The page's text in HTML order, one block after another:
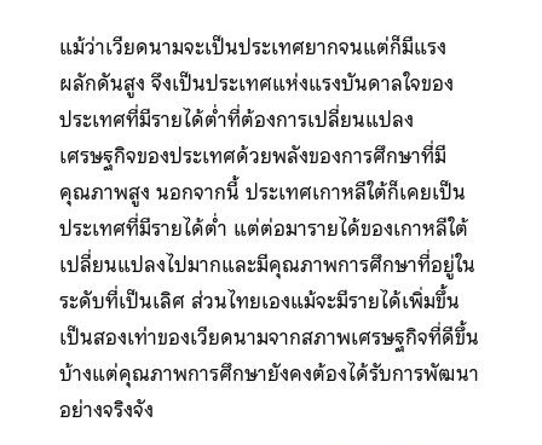
แม้ว่าเวียดนามจะเป็นประเทศยากจนแต่ก็มีแรง
ผลักดันสูง จึงเป็นประเทศแห่งแรงบันดาลใจของ
ประเทศที่มีรายได้ต่ำที่ต้องการเปลี่ยนแปลง
เศรษฐกิจของประเทศด้วยพลังของการศึกษาที่มี
คุณภาพสูง นอกจากนี้ ประเทศเกาหลีใต้ก็เคยเป็น
ประเทศที่มีรายได้ต่ำ แต่ต่อมารายได้ของเกาหลีใต้
เปลี่ยนแปลงไปมากและมีคุณภาพการศึกษาที่อยู่ใน
ระดับที่เป็นเลิศ ส่วนไทยเองแม้จะมีรายได้เพิ่มขึ้น
เป็นสองเท่าของเวียดนามจากสภาพเศรษฐกิจที่ดีขึ้น
บ้างแต่คุณภาพการศึกษายังคงต้องได้รับการพัฒนา
อย่างจริงจัง